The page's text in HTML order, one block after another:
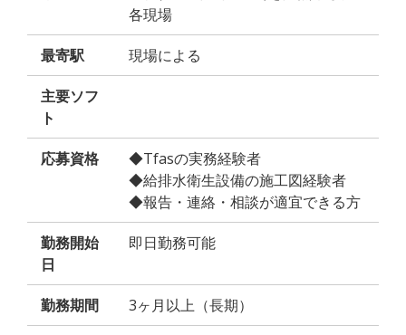
各現場
最寄駅 現場による
主要ソフ
ト
応募資格
◆Tfasの実務経験者
◆給排水衛生設備の施工図経験者
◆報告・連絡・相談が適宜できる方
勤務開始
日
即日勤務可能
勤務期間 3ヶ月以上（長期）